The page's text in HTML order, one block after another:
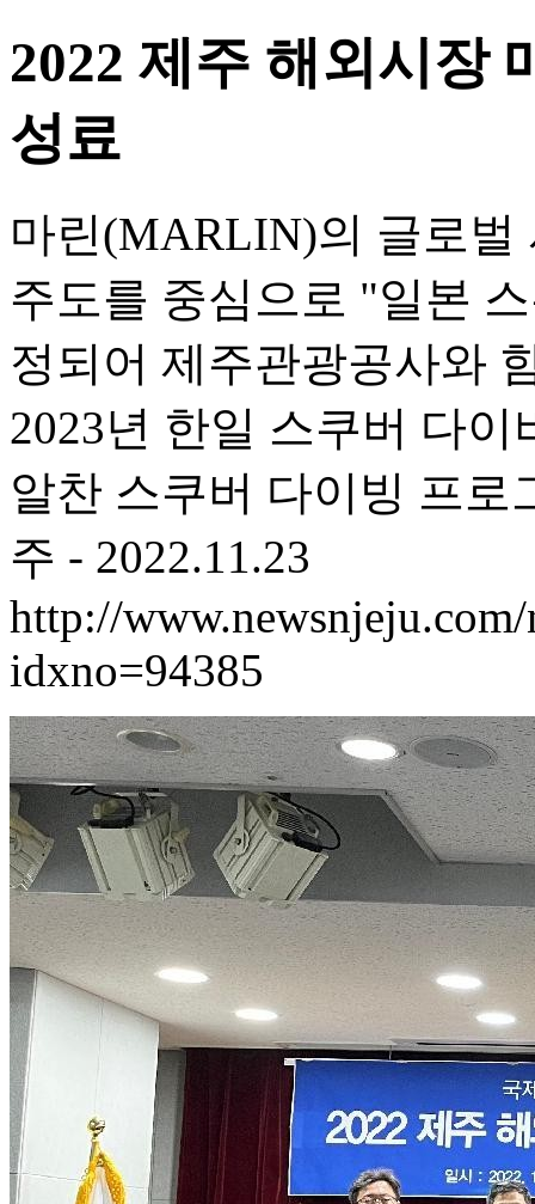
2022 제주 해외시장
성료
마린(MARLIN)의 글로벌
주도를 중심으로 "일본
정되어 제주관광공사와
2023년 한일 스쿠버 다
알찬 스쿠버 다이빙 프
주 - 2022.11.23
http://
idxno=94385